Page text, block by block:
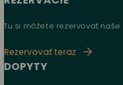
Tu si môžete rezervovať
Rezervovať teraz
DOPYTY